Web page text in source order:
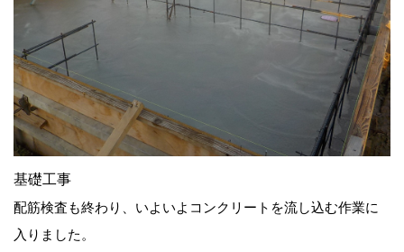
基礎工事
配筋検査も終わり、いよいよコンクリートを流し込む作業に
入りました。